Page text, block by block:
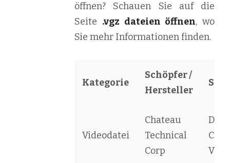
öffnen? Schauen Sie auf die
Seite .vgz dateien öffnen, wo
Sie mehr Informationen finden.
Kategorie
Schöpfer /
Hersteller
Videodatei
Chateau
Technical
Corp